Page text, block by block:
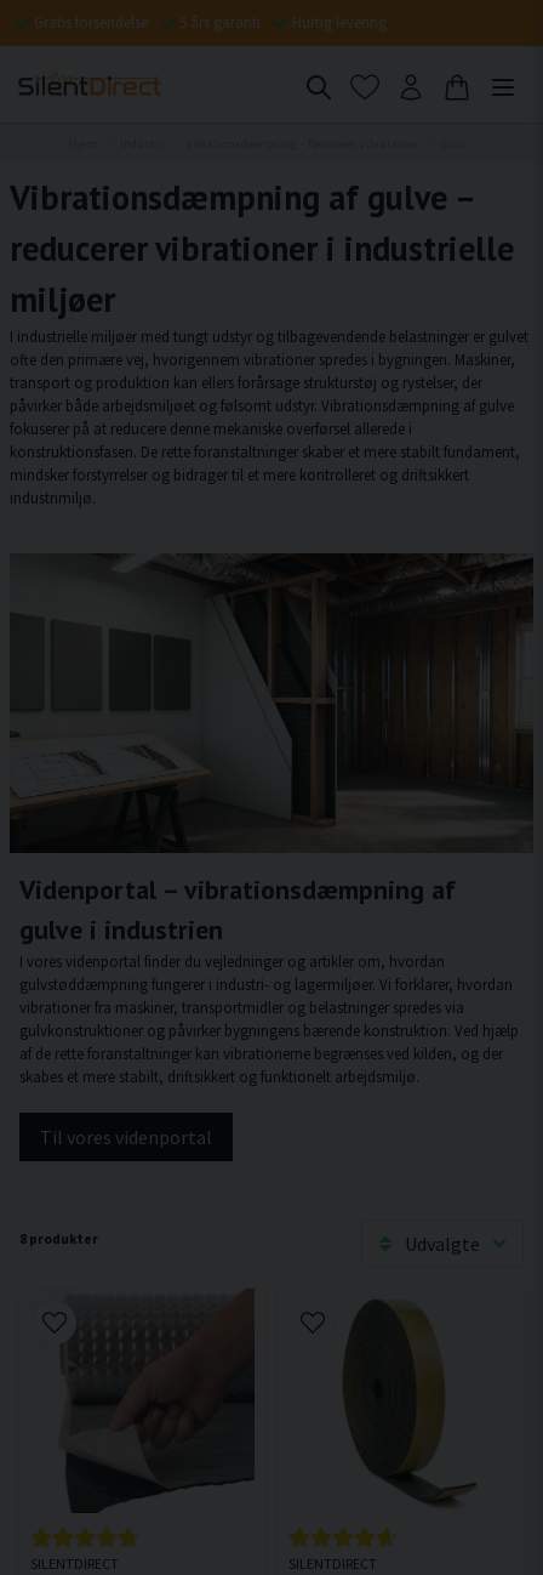
Gratis forsendelse 5 års garanti Hurtig levering
Vibrationsdæmpning af gulve –
reducerer vibrationer i industrielle
miljøer
I industrielle miljøer med tungt udstyr og tilbagevendende belastninger er gulvet
ofte den primære vej, hvorigennem vibrationer spredes i bygningen. Maskiner,
transport og produktion kan ellers forårsage strukturstøj og rystelser, der
påvirker både arbejdsmiljøet og følsomt udstyr. Vibrationsdæmpning af gulve
fokuserer på at reducere denne mekaniske overførsel allerede i
konstruktionsfasen. De rette foranstaltninger skaber et mere stabilt fundament,
mindsker forstyrrelser og bidrager til et mere kontrolleret og driftsikkert
industrimiljø.
Videnportal – vibrationsdæmpning af
gulve i industrien
I vores videnportal finder du vejledninger og artikler om, hvordan
gulvstøddæmpning fungerer i industri- og lagermiljøer. Vi forklarer, hvordan
vibrationer fra maskiner, transportmidler og belastninger spredes via
gulvkonstruktioner og påvirker bygningens bærende konstruktion. Ved hjælp
af de rette foranstaltninger kan vibrationerne begrænses ved kilden, og der
skabes et mere stabilt, driftsikkert og funktionelt arbejdsmiljø.
Til vores videnportal
8 produkter Udvalgte
SILENTDIRECT SILENTDIRECT